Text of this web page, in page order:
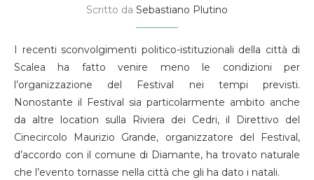
Scritto da Sebastiano Plutino
I recenti sconvolgimenti politico-istituzionali della città di
Scalea ha fatto venire meno le condizioni per
l’organizzazione del Festival nei tempi previsti.
Nonostante il Festival sia particolarmente ambito anche
da altre location sulla Riviera dei Cedri, il Direttivo del
Cinecircolo Maurizio Grande, organizzatore del Festival,
d’accordo con il comune di Diamante, ha trovato naturale
che l’evento tornasse nella città che gli ha dato i natali.